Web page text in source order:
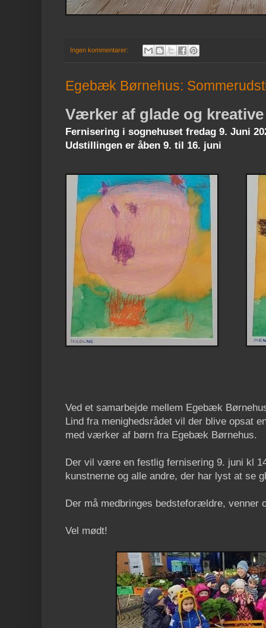
Ingen kommentarer:
Egebæk Børnehus:
Værker af glade og
Fernisering i sognehuset fredag 9. Juni
Udstillingen er åben 9. til 16. juni
Ved et samarbejde mellem Egebæk
Lind fra menighedsrådet vil der blive opsat
med værker af børn fra Egebæk Børnehus.
Der vil være en festlig fernisering 9. juni kl
kunstnerne og alle andre, der har lyst at se
Der må medbringes bedsteforældre, venner
Vel mødt!